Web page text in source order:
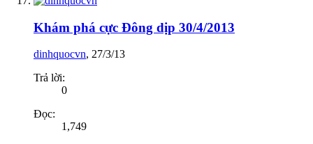
Khám phá cực Đông dịp 30/4/2013
dinhquocvn, 27/3/13
Trả lời:
0
Đọc:
1,749